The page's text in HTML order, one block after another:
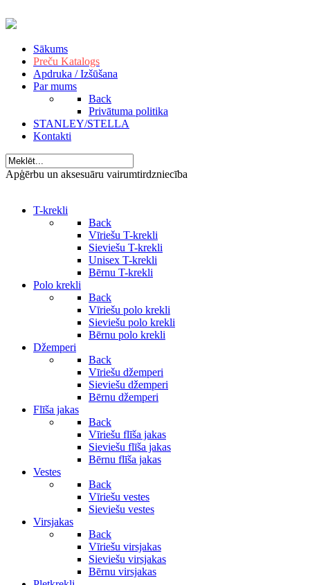
Sākums
Preču Katalogs
Apdruka / Izšūšana
Par mums
Back
Privātuma politika
STANLEY/STELLA
Kontakti
Apģērbu un aksesuāru vairumtirdzniecība
T-krekli
Back
Vīriešu T-krekli
Sieviešu T-krekli
Unisex T-krekli
Bērnu T-krekli
Polo krekli
Back
Vīriešu polo krekli
Sieviešu polo krekli
Bērnu polo krekli
Džemperi
Back
Vīriešu džemperi
Sieviešu džemperi
Bērnu džemperi
Flīša jakas
Back
Vīriešu flīša jakas
Sieviešu flīša jakas
Bērnu flīša jakas
Vestes
Back
Vīriešu vestes
Sieviešu vestes
Virsjakas
Back
Vīriešu virsjakas
Sieviešu virsjakas
Bērnu virsjakas